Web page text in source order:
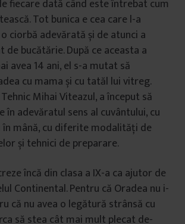
fiecare dată când este întrebat cum
Tot bunica e cea care l-a
ciorbă adevărată și de atunci a
bucătărie. După ce aceasta a
avea 14 ani, el s-a mutat să
cu mama și cu tatăl lui vitreg.
Mihai Viteazul, a început să
în adevăratul sens al cuvântului, cu
mână, cu diferite modalități de
și tehnici de preparare.
încă din clasa a IX-a ca ajutor de
Continental. Pentru că Oradea nu i-
că nu avea o legătură strânsă cu
să stea cât mai mult plecat de-